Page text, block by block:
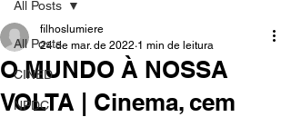
All Posts
CINED
NPDC
All Posts
O MUNDO À NOSSA
VOLTA | Cinema, cem
filhoslumiere
24 de mar. de 2022 1 min de leitura